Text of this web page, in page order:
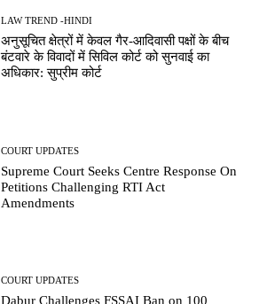
LAW TREND -HINDI
अनुसूचित क्षेत्रों में केवल गैर-आदिवासी पक्षों के बीच
बंटवारे के विवादों में सिविल कोर्ट को सुनवाई का
अधिकार: सुप्रीम कोर्ट
COURT UPDATES
Supreme Court Seeks Centre Response On
Petitions Challenging RTI Act
Amendments
COURT UPDATES
Dabur Challenges FSSAI Ban on 100